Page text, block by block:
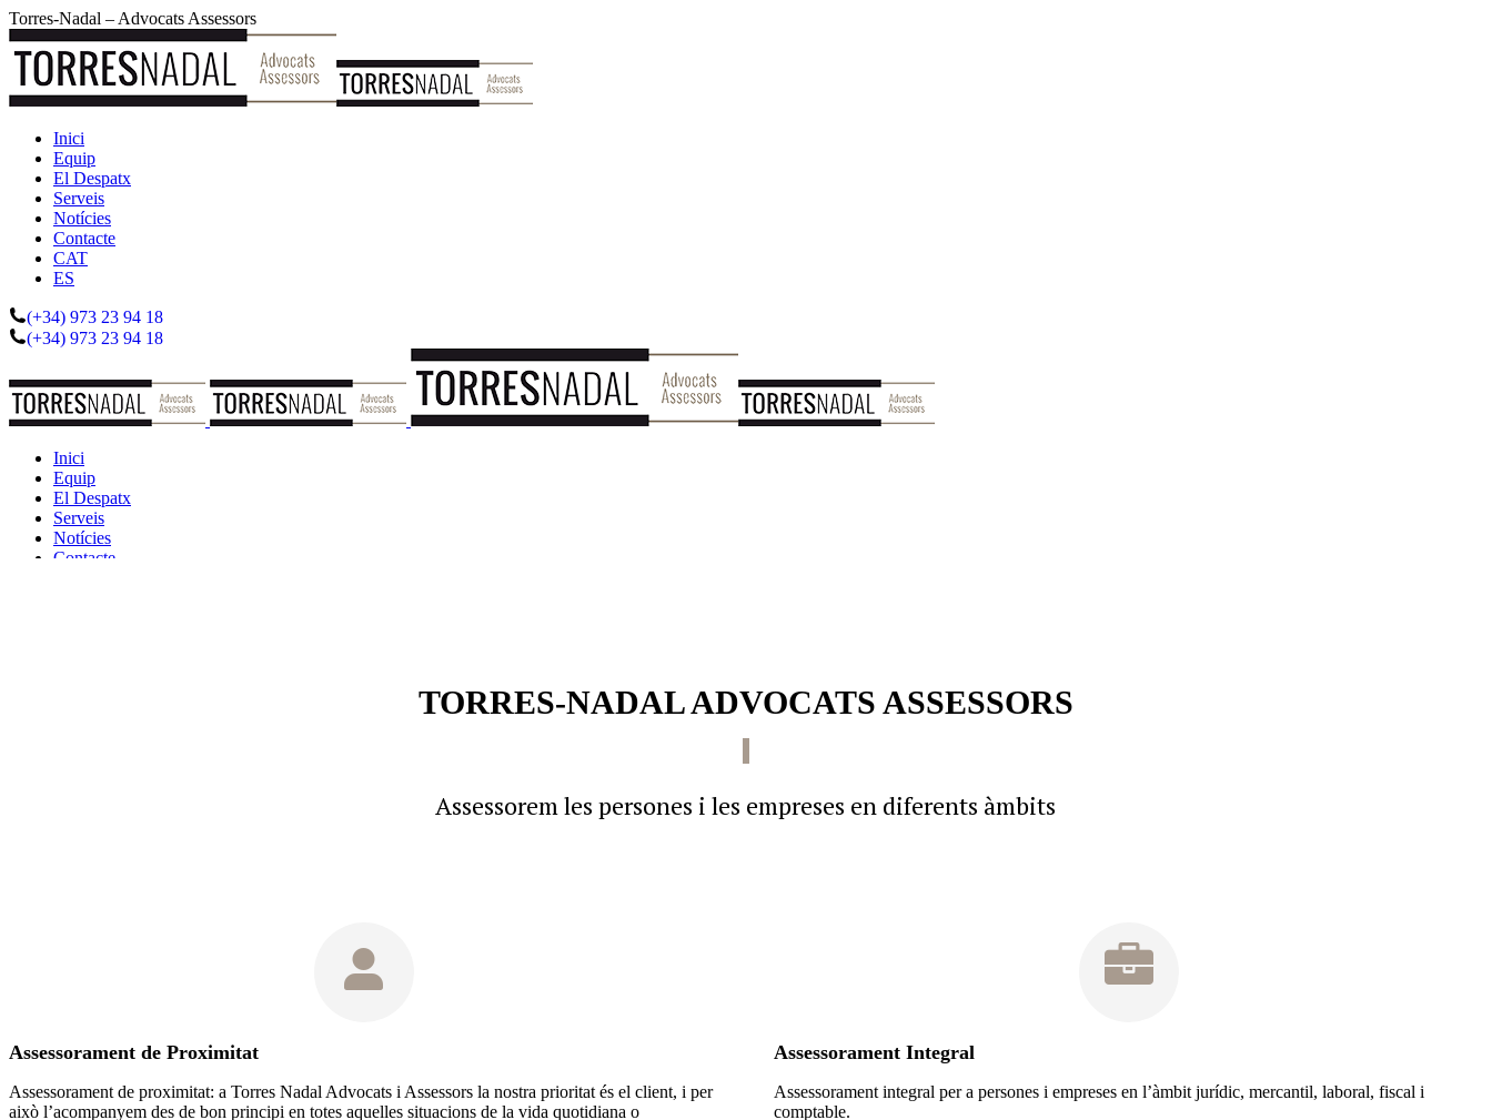
Skip
to
content
Torres-Nadal – Advocats Assessors
Inici
Equip
El Despatx
Serveis
Notícies
Contacte
CAT
ES
(+34) 973 23 94 18
(+34) 973 23 94 18
Inici
Equip
El Despatx
Serveis
Notícies
Contacte
TORRES-NADAL ADVOCATS ASSESSORS
Assessorem les persones i les empreses en diferents àmbits
Assessorament de Proximitat
Assessorament de proximitat: a Torres Nadal Advocats i Assessors la nostra prioritat és el client, i per
això l’acompanyem des de bon principi en totes aquelles situacions de la vida quotidiana o
Assessorament Integral
Assessorament integral per a persones i empreses en l’àmbit jurídic, mercantil, laboral, fiscal i
comptable.